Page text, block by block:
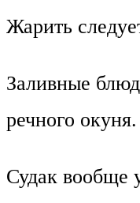
Жарить
Заливные
речного окуня.
Судак вообще